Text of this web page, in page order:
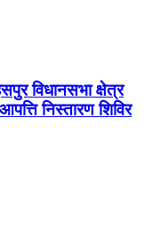
विधानसभा क्षेत्र
निस्तारण शिविर